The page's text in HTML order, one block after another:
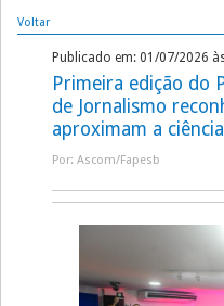
Voltar
Publicado em: 01/07/2026
Primeira edição do
de Jornalismo
aproximam a
Por: Ascom/Fapesb